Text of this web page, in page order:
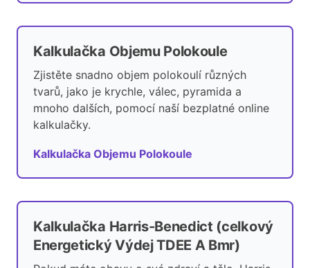
Kalkulačka Objemu Polokoule
Zjistěte snadno objem polokoulí různých
tvarů, jako je krychle, válec, pyramida a
mnoho dalších, pomocí naší bezplatné online
kalkulačky.
Kalkulačka Objemu Polokoule
Kalkulačka Harris-Benedict (celkový
Energetický Výdej TDEE A Bmr)